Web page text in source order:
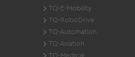
TQ-E-Mobility
TQ-RoboDrive
TQ-Automation
TQ-Aviation
TQ-Medical